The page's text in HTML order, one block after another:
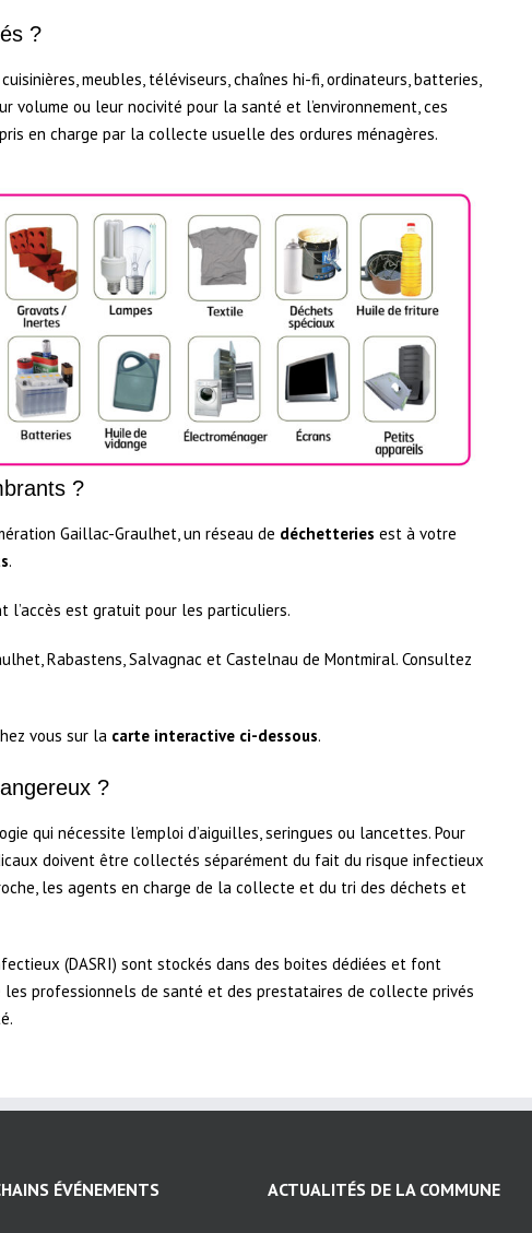
?
meubles, téléviseurs, chaînes hi-fi, ordinateurs, batteries,
volume ou leur nocivité pour la santé et l’environnement, ces
en charge par la collecte usuelle des ordures ménagères.
?
Gaillac-Graulhet, un réseau de déchetteries est à votre
.
l’accès est gratuit pour les particuliers.
Rabastens, Salvagnac et Castelnau de Montmiral. Consultez
vous sur la carte interactive ci-dessous.
?
qui nécessite l’emploi d’aiguilles, seringues ou lancettes. Pour
doivent être collectés séparément du fait du risque infectieux
les agents en charge de la collecte et du tri des déchets et
(DASRI) sont stockés dans des boites dédiées et font
les professionnels de santé et des prestataires de collecte privés
ÉVÉNEMENTS ACTUALITÉS DE LA COMMUNE